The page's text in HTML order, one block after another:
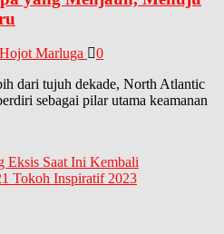
Hojot Marluga
0
dari tujuh dekade, North Atlantic
sebagai pilar utama keamanan